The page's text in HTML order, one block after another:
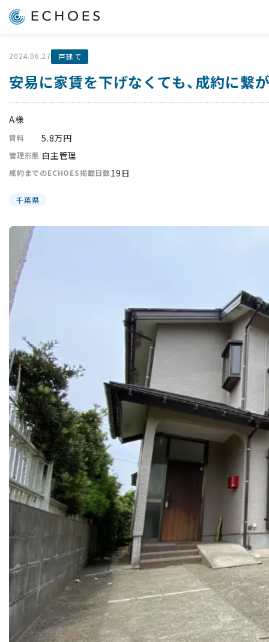
2024.06.27 戸建て
安易に家賃を下げなくても、成約に繋
A様
賃料 5.8万円
管理形態 自主管理
成約までのECHOES掲載日数19日
千葉県